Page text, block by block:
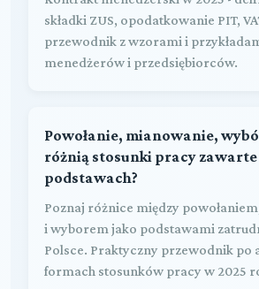
składki ZUS, opodatkowanie PIT,
przewodnik z wzorami i
menedżerów i przedsiębiorców.
Powołanie, mianowanie,
różnią stosunki pracy
podstawach?
Poznaj różnice między
i wyborem jako podstawami
Polsce. Praktyczny przewodnik po
formach stosunków pracy w 2025